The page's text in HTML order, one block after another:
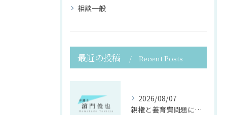
相談一般
最近の投稿 Recent Posts
2026/08/07
親権と養育費問題に寄り添う法律支援